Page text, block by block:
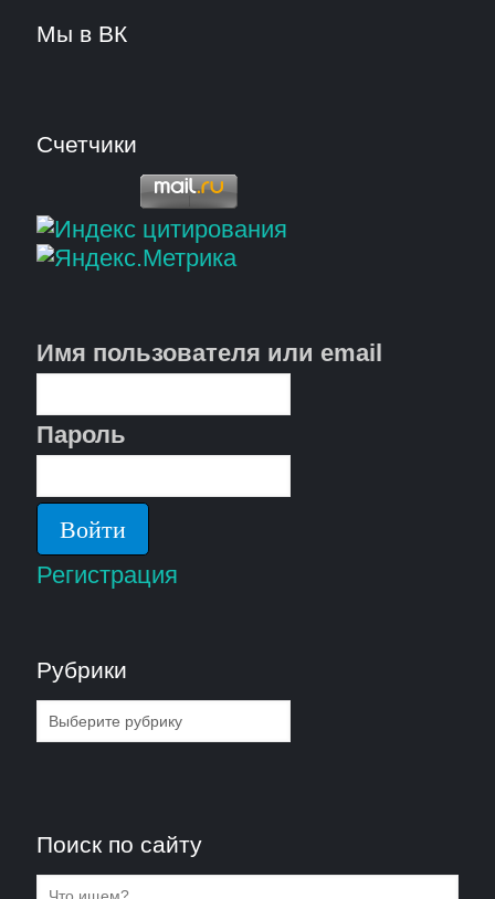
Мы в ВК
Счетчики
Имя пользователя или email
Пароль
Регистрация
Рубрики
Рубрики
Поиск по сайту